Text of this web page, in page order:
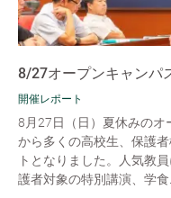
8/27オープンキャンパ
開催レポート
8月27日（日）夏休みのオ
から多くの高校生、保護
トとなりました。人気教
護者対象の特別講演、学食...